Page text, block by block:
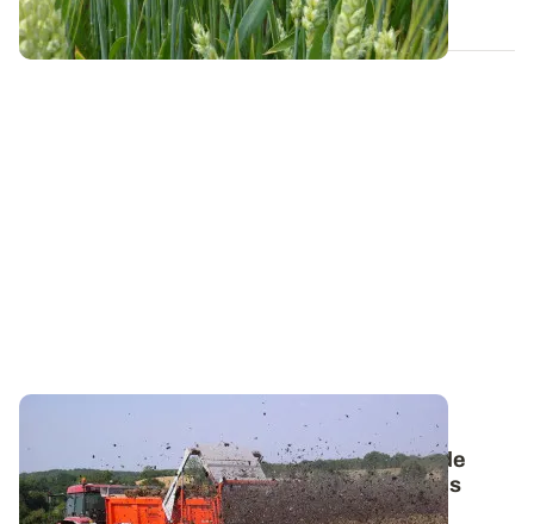
23 MAI 2023
Observatoire PhosphoBio : les pratiques de
gestion de la fertilité mises en place par les
agriculteurs